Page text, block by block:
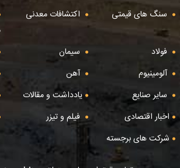
سنگ های قیمتی
اکتشافات معدنی
فولاد
سیمان
آلومینیوم
آهن
سایر صنایع
یادداشت و مقالات
اخبار اقتصادی
فیلم و تیزر
شرکت های برجسته